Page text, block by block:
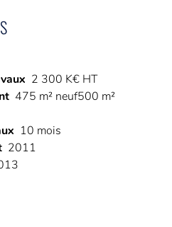
2 300 K€ HT
475 m² neuf500 m²
10 mois
2011